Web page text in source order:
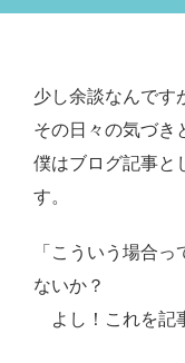
少し余談なんです
その日々の気づき
僕はブログ記事と
す。
「こういう場合
ないか？
よし！これを記